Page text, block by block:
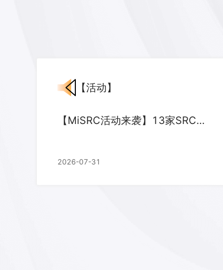
【活动】
【MiSRC活动来袭】13家SRC联合狂欢！给你带来惊喜好礼！
2026-07-31